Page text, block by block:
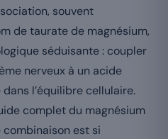
souvent
de taurate de magnésium,
séduisante : coupler
nerveux à un acide
l’équilibre cellulaire.
complet du magnésium
est si